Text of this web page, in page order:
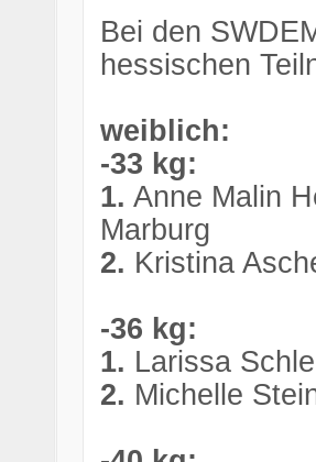
Bei den
hessischen
weiblich:
-33 kg:
1. Anne Malin
Marburg
2. Kristina
-36 kg:
1. Larissa
2. Michelle